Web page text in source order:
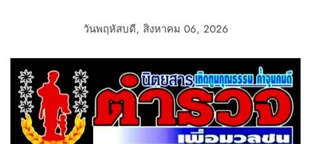
วันพฤหัสบดี, สิงหาคม 06, 2026